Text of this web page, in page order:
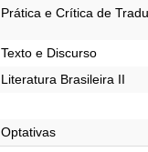
Prática e Crítica de
Texto e Discurso
Literatura Brasileira II
Optativas